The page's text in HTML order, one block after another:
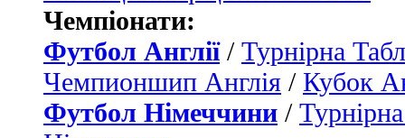
Чемпіонати:
Футбол Англії/ Турнірна
Чемпионшип Англія / Кубок
Футбол Німеччини /